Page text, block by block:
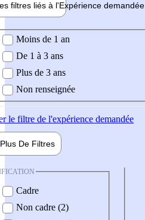
filtres liés à l'Expérience demandée
demandée
Moins de 1 an
De 1 à 3 ans
Plus de 3 ans
Non renseignée
le filtre de l'expérience demandée
Plus De Filtres
Cadre
Non cadre (2)